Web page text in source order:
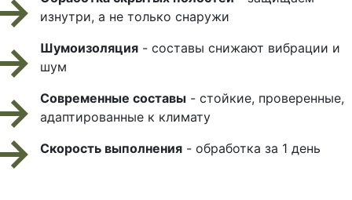
изнутри, а не только снаружи
Шумоизоляция - составы снижают вибрации и
шум
Современные составы - стойкие, проверенные,
адаптированные к климату
Скорость выполнения - обработка за 1 день